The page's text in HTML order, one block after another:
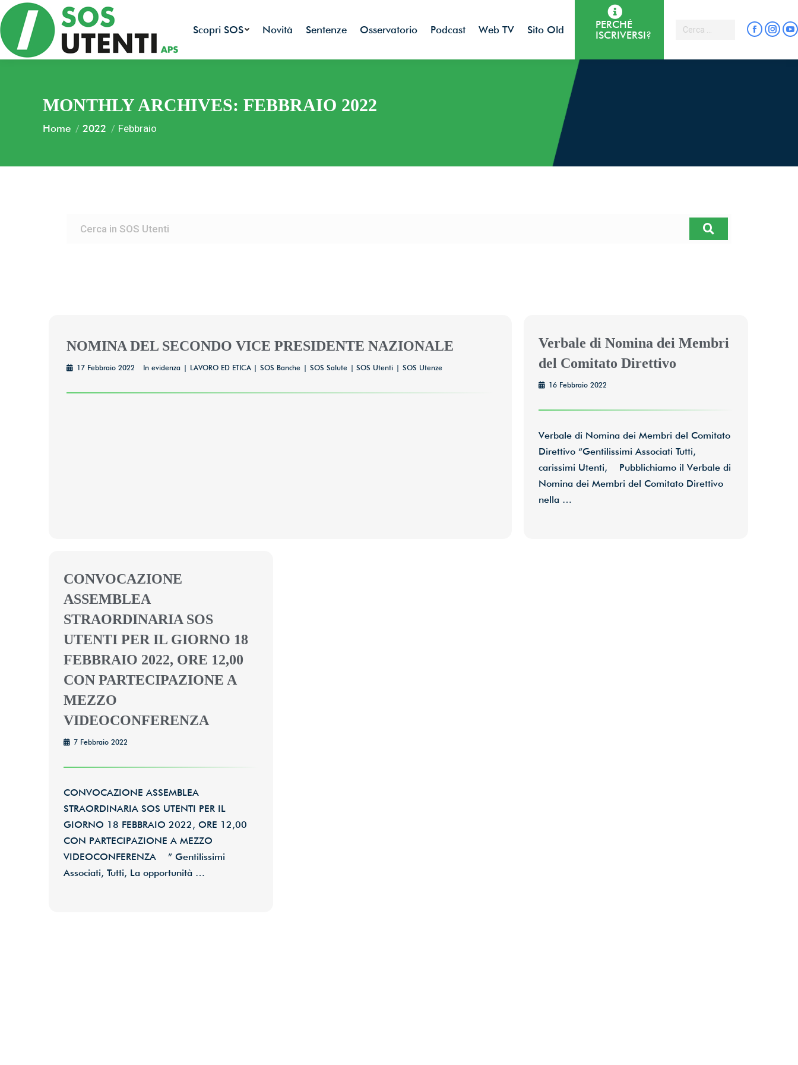
Scopri SOS Novità Sentenze Osservatorio Podcast Web TV Sito Old
PERCHÉ
ISCRIVERSI?
MONTHLY ARCHIVES: FEBBRAIO 2022
You are here:
Home 2022 Febbraio
NOMINA DEL SECONDO VICE PRESIDENTE NAZIONALE
17 Febbraio 2022 In evidenza LAVORO ED ETICA SOS Banche SOS Salute SOS Utenti SOS Utenze
Verbale di Nomina dei Membri
del Comitato Direttivo
16 Febbraio 2022
Verbale di Nomina dei Membri del Comitato
Direttivo “Gentilissimi Associati Tutti,
carissimi Utenti, Pubblichiamo il Verbale di
Nomina dei Membri del Comitato Direttivo
nella …
CONVOCAZIONE
ASSEMBLEA
STRAORDINARIA SOS
UTENTI PER IL GIORNO 18
FEBBRAIO 2022, ORE 12,00
CON PARTECIPAZIONE A
MEZZO
VIDEOCONFERENZA
7 Febbraio 2022
CONVOCAZIONE ASSEMBLEA
STRAORDINARIA SOS UTENTI PER IL
GIORNO 18 FEBBRAIO 2022, ORE 12,00
CON PARTECIPAZIONE A MEZZO
VIDEOCONFERENZA ” Gentilissimi
Associati, Tutti, La opportunità …